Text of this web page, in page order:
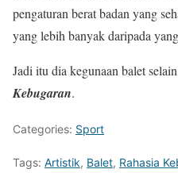
pengaturan berat badan yang
yang lebih banyak daripada
Jadi itu dia kegunaan balet
Kebugaran.
Categories: Sport
Tags: Artistik, Balet, Rahasia